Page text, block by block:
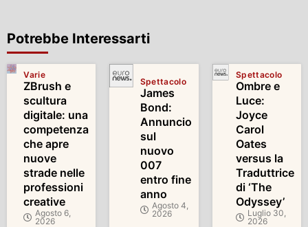
Potrebbe Interessarti
Varie
ZBrush e
scultura
digitale: una
competenza
che apre
nuove
strade nelle
professioni
creative
Agosto 6,
2026
Spettacolo
James
Bond:
Annuncio
sul
nuovo
007
entro fine
anno
Agosto 4,
2026
Spettacolo
Ombre e
Luce:
Joyce
Carol
Oates
versus la
Traduttrice
di ‘The
Odyssey’
Luglio 30,
2026